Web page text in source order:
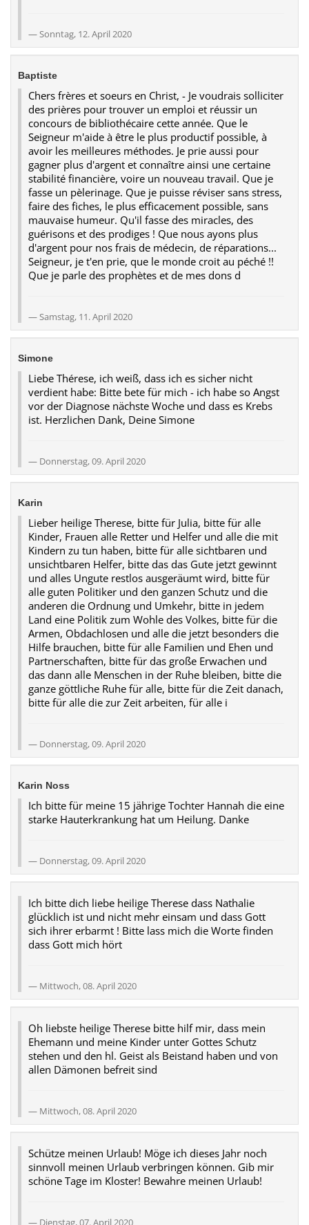
Sonntag, 12. April 2020
Baptiste
Chers frères et soeurs en Christ, - Je voudrais solliciter
des prières pour trouver un emploi et réussir un
concours de bibliothécaire cette année. Que le
Seigneur m'aide à être le plus productif possible, à
avoir les meilleures méthodes. Je prie aussi pour
gagner plus d'argent et connaître ainsi une certaine
stabilité financière, voire un nouveau travail. Que je
fasse un pèlerinage. Que je puisse réviser sans stress,
faire des fiches, le plus efficacement possible, sans
mauvaise humeur. Qu'il fasse des miracles, des
guérisons et des prodiges ! Que nous ayons plus
d'argent pour nos frais de médecin, de réparations...
Seigneur, je t'en prie, que le monde croit au péché !!
Que je parle des prophètes et de mes dons d
Samstag, 11. April 2020
Simone
Liebe Thérese, ich weiß, dass ich es sicher nicht
verdient habe: Bitte bete für mich - ich habe so Angst
vor der Diagnose nächste Woche und dass es Krebs
ist. Herzlichen Dank, Deine Simone
Donnerstag, 09. April 2020
Karin
Lieber heilige Therese, bitte für Julia, bitte für alle
Kinder, Frauen alle Retter und Helfer und alle die mit
Kindern zu tun haben, bitte für alle sichtbaren und
unsichtbaren Helfer, bitte das das Gute jetzt gewinnt
und alles Ungute restlos ausgeräumt wird, bitte für
alle guten Politiker und den ganzen Schutz und die
anderen die Ordnung und Umkehr, bitte in jedem
Land eine Politik zum Wohle des Volkes, bitte für die
Armen, Obdachlosen und alle die jetzt besonders die
Hilfe brauchen, bitte für alle Familien und Ehen und
Partnerschaften, bitte für das große Erwachen und
das dann alle Menschen in der Ruhe bleiben, bitte die
ganze göttliche Ruhe für alle, bitte für die Zeit danach,
bitte für alle die zur Zeit arbeiten, für alle i
Donnerstag, 09. April 2020
Karin Noss
Ich bitte für meine 15 jährige Tochter Hannah die eine
starke Hauterkrankung hat um Heilung. Danke
Donnerstag, 09. April 2020
Ich bitte dich liebe heilige Therese dass Nathalie
glücklich ist und nicht mehr einsam und dass Gott
sich ihrer erbarmt ! Bitte lass mich die Worte finden
dass Gott mich hört
Mittwoch, 08. April 2020
Oh liebste heilige Therese bitte hilf mir, dass mein
Ehemann und meine Kinder unter Gottes Schutz
stehen und den hl. Geist als Beistand haben und von
allen Dämonen befreit sind
Mittwoch, 08. April 2020
Schütze meinen Urlaub! Möge ich dieses Jahr noch
sinnvoll meinen Urlaub verbringen können. Gib mir
schöne Tage im Kloster! Bewahre meinen Urlaub!
Dienstag, 07. April 2020